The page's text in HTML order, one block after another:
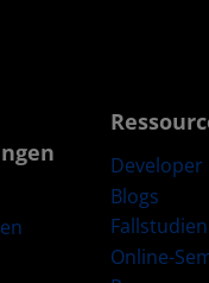
Developer
Blogs
Fallstudien
Online-